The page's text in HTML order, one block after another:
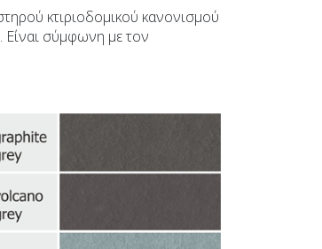
κτιριοδομικού κανονισμού
Είναι σύμφωνη με τον